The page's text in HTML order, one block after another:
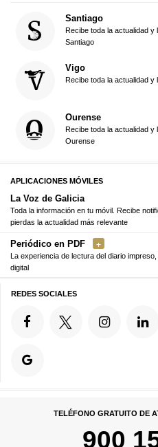
Santiago
Recibe toda la actualidad y
Santiago
Vigo
Recibe toda la actualidad y
Ourense
Recibe toda la actualidad y
Ourense
APLICACIONES MÓVILES
La Voz de Galicia
Toda la información en tu móvil. Recibe
pierdas la actualidad más relevante
Periódico en PDF
La experiencia de lectura del diario
digital
REDES SOCIALES
TELÉFONO GRATUITO DE
900